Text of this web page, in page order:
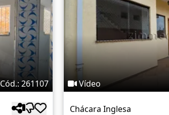
Cód.: 261107 Vídeo
Chácara Inglesa